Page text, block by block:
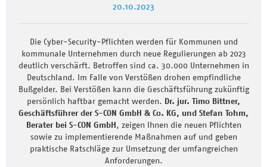
20.10.2023
Die Cyber-Security-Pflichten werden für Kommunen und
kommunale Unternehmen durch neue Regulierungen ab 2023
deutlich verschärft. Betroffen sind ca. 30.000 Unternehmen in
Deutschland. Im Falle von Verstößen drohen empfindliche
Bußgelder. Bei Verstößen kann die Geschäftsführung zukünftig
persönlich haftbar gemacht werden. Dr. jur. Timo Bittner,
Geschäftsführer der S-CON GmbH & Co. KG, und Stefan Tohm,
Berater bei S-CON GmbH, zeigen Ihnen die neuen Pflichten
sowie zu implementierende Maßnahmen auf und geben
praktische Ratschläge zur Umsetzung der umfangreichen
Anforderungen.